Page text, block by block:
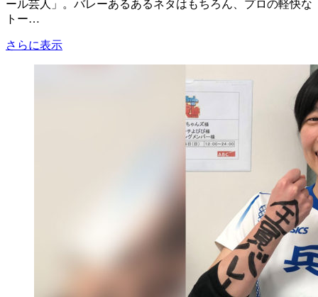
ール芸人」。バレーあるあるネタはもちろん、プロの軽快な
トー…
さらに表示さ